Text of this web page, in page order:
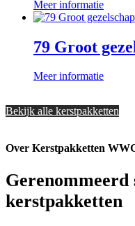
Meer informatie
79 Groot
Meer informatie
Bekijk alle kerstpakketten
Over Kerstpakketten
Gerenommeerd
kerstpakketten